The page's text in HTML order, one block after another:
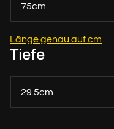
75cm
Länge genau auf cm
Tiefe
29.5cm